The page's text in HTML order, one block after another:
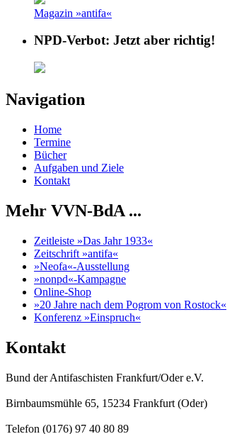
Magazin »antifa«
NPD-Verbot: Jetzt aber richtig!
Navigation
Home
Termine
Bücher
Aufgaben und Ziele
Kontakt
Mehr VVN-BdA ...
Zeitleiste »Das Jahr 1933«
Zeitschrift »antifa«
»Neofa«-Ausstellung
»nonpd«-Kampagne
Online-Shop
»20 Jahre nach dem Pogrom von Rostock«
Konferenz »Einspruch«
Kontakt
Bund der Antifaschisten Frankfurt/Oder e.V.
Birnbaumsmühle 65, 15234 Frankfurt (Oder)
Telefon (0176) 97 40 80 89